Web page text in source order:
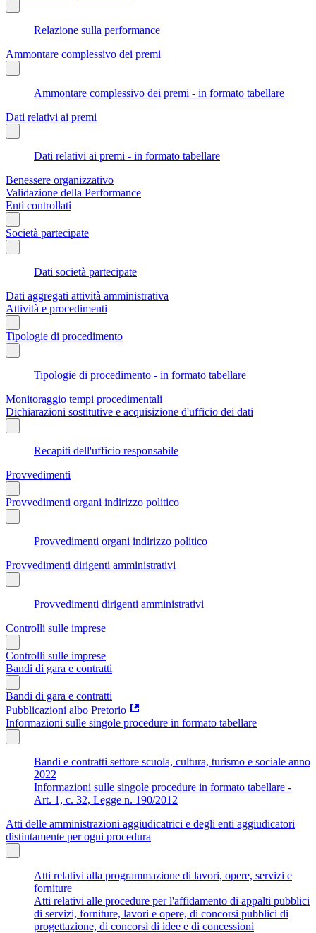
Relazione sulla performance
Ammontare complessivo dei premi
Ammontare complessivo dei premi - in formato tabellare
Dati relativi ai premi
Dati relativi ai premi - in formato tabellare
Benessere organizzativo
Validazione della Performance
Enti controllati
Società partecipate
Dati società partecipate
Dati aggregati attività amministrativa
Attività e procedimenti
Tipologie di procedimento
Tipologie di procedimento - in formato tabellare
Monitoraggio tempi procedimentali
Dichiarazioni sostitutive e acquisizione d'ufficio dei dati
Recapiti dell'ufficio responsabile
Provvedimenti
Provvedimenti organi indirizzo politico
Provvedimenti organi indirizzo politico
Provvedimenti dirigenti amministrativi
Provvedimenti dirigenti amministrativi
Controlli sulle imprese
Controlli sulle imprese
Bandi di gara e contratti
Bandi di gara e contratti
Pubblicazioni albo Pretorio
Informazioni sulle singole procedure in formato tabellare
Bandi e contratti settore scuola, cultura, turismo e sociale anno
2022
Informazioni sulle singole procedure in formato tabellare -
Art. 1, c. 32, Legge n. 190/2012
Atti delle amministrazioni aggiudicatrici e degli enti aggiudicatori
distintamente per ogni procedura
Atti relativi alla programmazione di lavori, opere, servizi e
forniture
Atti relativi alle procedure per l'affidamento di appalti pubblici
di servizi, forniture, lavori e opere, di concorsi pubblici di
progettazione, di concorsi di idee e di concessioni